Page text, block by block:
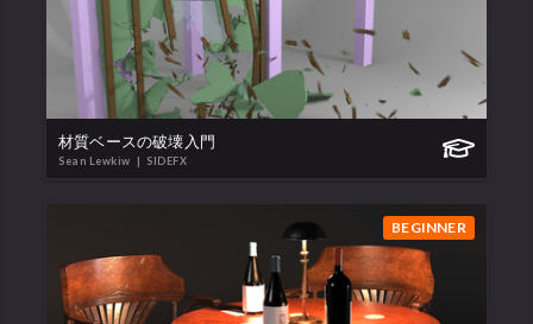
材質ベースの破壊入門
Sean Lewkiw | SIDEFX
BEGINNER